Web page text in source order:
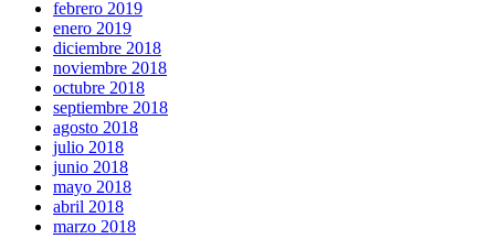
febrero 2019
enero 2019
diciembre 2018
noviembre 2018
octubre 2018
septiembre 2018
agosto 2018
julio 2018
junio 2018
mayo 2018
abril 2018
marzo 2018